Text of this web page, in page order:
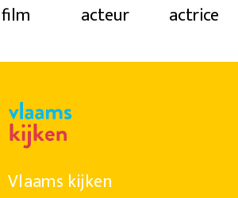
film acteur actrice
Vlaams kijken